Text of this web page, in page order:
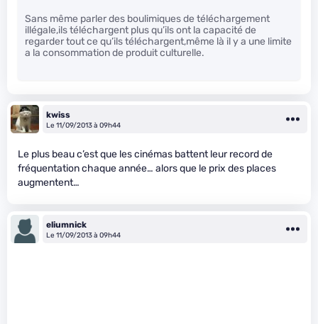
Sans même parler des boulimiques de téléchargement
illégale,ils téléchargent plus qu’ils ont la capacité de
regarder tout ce qu’ils téléchargent,même là il y a une limite
a la consommation de produit culturelle.
kwiss
Le 11/09/2013 à 09h44
Le plus beau c’est que les cinémas battent leur record de
fréquentation chaque année… alors que le prix des places
augmentent…
eliumnick
Le 11/09/2013 à 09h44